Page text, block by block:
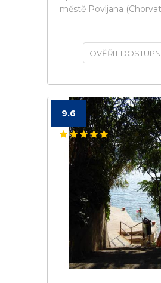
městě Povljana
OVĚŘIT
9.6